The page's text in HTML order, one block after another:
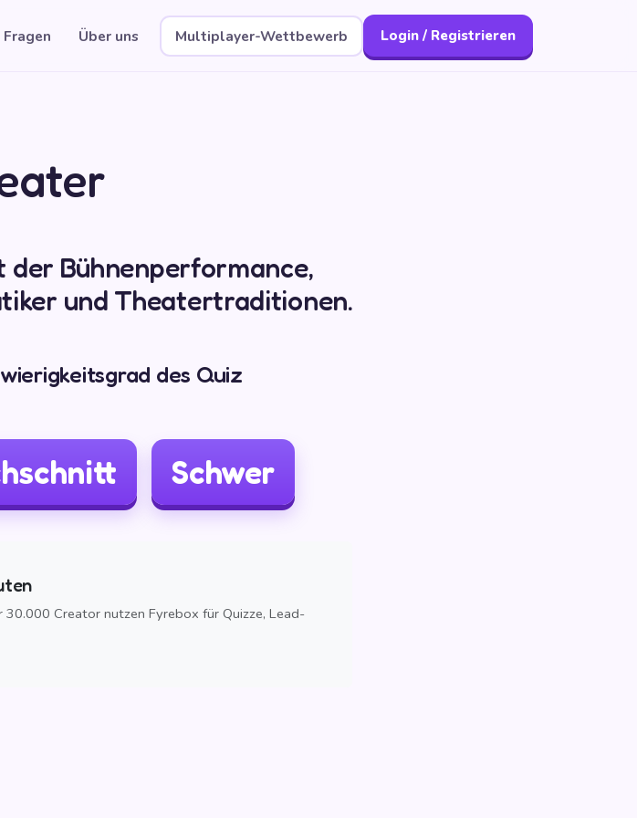
Über uns Multiplayer-Wettbewerb Login / Registrieren
der Bühnenperformance,
und Theatertraditionen.
des Quiz
Schwer
Creator nutzen Fyrebox für Quizze, Lead-